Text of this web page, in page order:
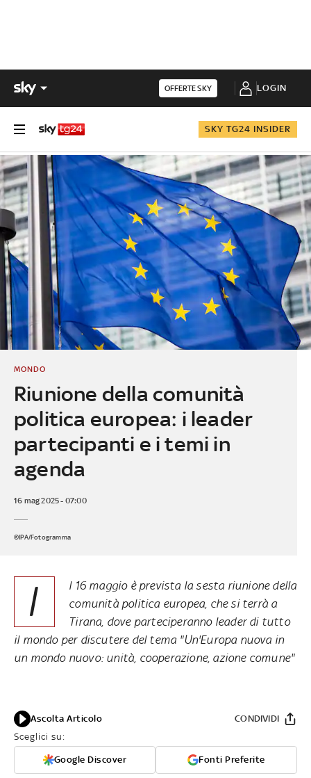
OFFERTE SKY LOGIN
SKY TG24 INSIDER
Riunione della comunità
politica europea: i leader
partecipanti e i temi in
agenda
MONDO
16 mag 2025 - 07:00
©IPA/Fotogramma
I
l 16 maggio è prevista la sesta riunione della
comunità politica europea, che si terrà a
Tirana, dove parteciperanno leader di tutto
il mondo per discutere del tema "Un'Europa nuova in
un mondo nuovo: unità, cooperazione, azione comune"
Ascolta Articolo
Sceglici su:
Google Discover Fonti Preferite
CONDIVIDI